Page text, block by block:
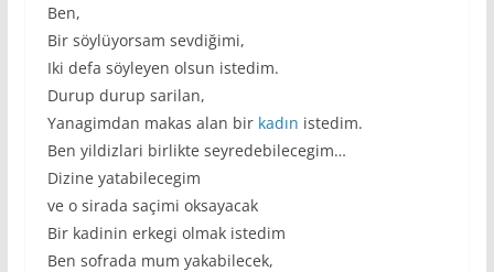
Ben,
Bir söylüyorsam sevdiğimi,
Iki defa söyleyen olsun istedim.
Durup durup sarilan,
Yanagimdan makas alan bir kadın istedim.
Ben yildizlari birlikte seyredebilecegim…
Dizine yatabilecegim
ve o sirada saçimi oksayacak
Bir kadinin erkegi olmak istedim
Ben sofrada mum yakabilecek,